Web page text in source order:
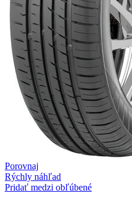
Porovnaj
Rýchly náhľad
Pridať medzi obľúbené